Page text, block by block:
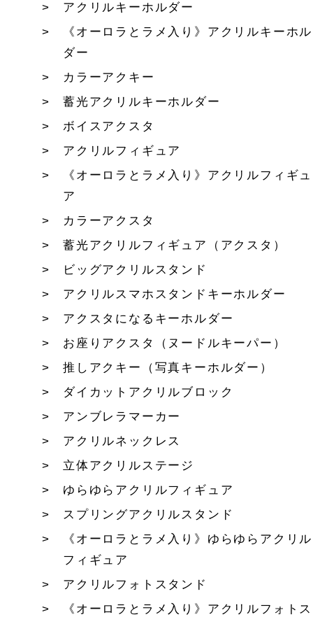
アクリルキーホルダー
《オーロラとラメ入り》アクリルキーホル
ダー
カラーアクキー
蓄光アクリルキーホルダー
ボイスアクスタ
アクリルフィギュア
《オーロラとラメ入り》アクリルフィギュ
ア
カラーアクスタ
蓄光アクリルフィギュア（アクスタ）
ビッグアクリルスタンド
アクリルスマホスタンドキーホルダー
アクスタになるキーホルダー
お座りアクスタ（ヌードルキーパー）
推しアクキー（写真キーホルダー）
ダイカットアクリルブロック
アンブレラマーカー
アクリルネックレス
立体アクリルステージ
ゆらゆらアクリルフィギュア
スプリングアクリルスタンド
《オーロラとラメ入り》ゆらゆらアクリル
フィギュア
アクリルフォトスタンド
《オーロラとラメ入り》アクリルフォトス